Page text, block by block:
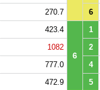
270.7 6
423.4
6
1
1082
2
777.0
4
472.9 5